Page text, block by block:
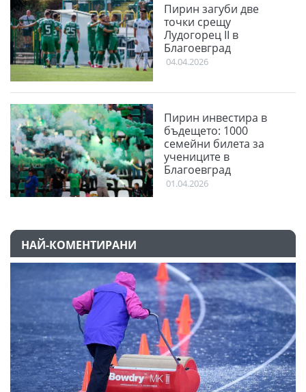
Пирин загуби две
точки срещу
Лудогорец II в
Благоевград
04.04.2026
Пирин инвестира в
бъдещето: 1000
семейни билета за
учениците в
Благоевград
01.04.2026
НАЙ-КОМЕНТИРАНИ